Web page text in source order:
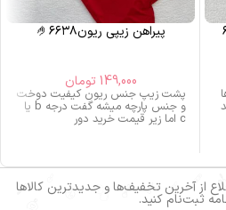
پیراهن زیپی ریون🤌۶۶۳۸
149,000 تومان
پشت زیپ جنس ریون کیفیت دوخت
و جنس پارچه میشه گفت درجه b یا
c اما زیر قیمت خرید دور
از آخرین تخفیف‌ها و جدیدترین کالاها
ثبت‌نام کنید.